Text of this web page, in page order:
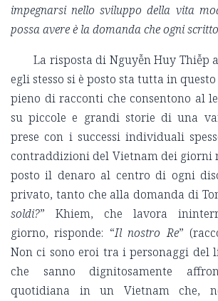
impegnarsi nello sviluppo della vita
possa avere è la domanda che ogni
La risposta di Nguyễn Huy Thiễp
egli stesso si è posto sta tutta in
pieno di racconti che consentono al
su piccole e grandi storie di una
prese con i successi individuali
contraddizioni del Vietnam dei giorni
posto il denaro al centro di ogni
privato, tanto che alla domanda di
soldi?” Khiem, che lavora
giorno, risponde: “Il nostro Re”
Non ci sono eroi tra i personaggi del
che sanno dignitosamente
quotidiana in un Vietnam che,